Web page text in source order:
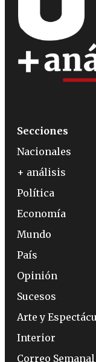
Secciones
Nacionales
+ análisis
Política
Economía
Mundo
País
Opinión
Sucesos
Arte y
Interior
Correo Semanal